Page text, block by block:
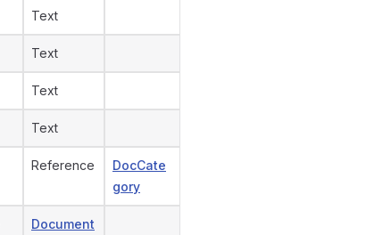
Text
Text
Text
Text
Reference
DocCate
gory
Document